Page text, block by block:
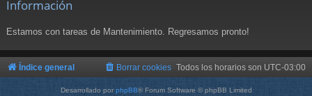
Información
Estamos con tareas de Mantenimiento. Regresamos pronto!
Índice general Todos los horarios son UTC-03:00
Borrar cookies
Desarrollado por phpBB® Forum Software © phpBB Limited